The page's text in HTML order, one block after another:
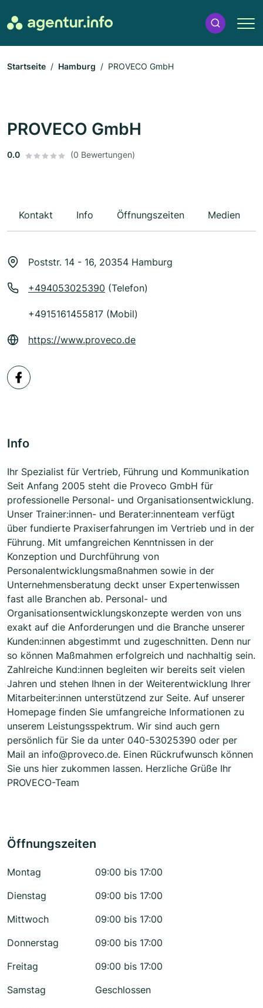
Startseite Hamburg PROVECO GmbH
PROVECO GmbH
0.0 (0 Bewertungen)
Kontakt Info Öffnungszeiten Medien
Poststr. 14 - 16, 20354 Hamburg
+494053025390 (Telefon)
+4915161455817 (Mobil)
https://www.proveco.de
Info
Ihr Spezialist für Vertrieb, Führung und Kommunikation
Seit Anfang 2005 steht die Proveco GmbH für
professionelle Personal- und Organisationsentwicklung.
Unser Trainer:innen- und Berater:innenteam verfügt
über fundierte Praxiserfahrungen im Vertrieb und in der
Führung. Mit umfangreichen Kenntnissen in der
Konzeption und Durchführung von
Personalentwicklungsmaßnahmen sowie in der
Unternehmensberatung deckt unser Expertenwissen
fast alle Branchen ab. Personal- und
Organisationsentwicklungskonzepte werden von uns
exakt auf die Anforderungen und die Branche unserer
Kunden:innen abgestimmt und zugeschnitten. Denn nur
so können Maßmahmen erfolgreich und nachhaltig sein.
Zahlreiche Kund:innen begleiten wir bereits seit vielen
Jahren und stehen Ihnen in der Weiterentwicklung Ihrer
Mitarbeiter:innen unterstützend zur Seite. Auf unserer
Homepage finden Sie umfangreiche Informationen zu
unserem Leistungsspektrum. Wir sind auch gern
persönlich für Sie da unter 040-53025390 oder per
Mail an info@proveco.de. Einen Rückrufwunsch können
Sie uns hier zukommen lassen. Herzliche Grüße Ihr
PROVECO-Team
Öffnungszeiten
Montag
09:00 bis 17:00
Dienstag
09:00 bis 17:00
Mittwoch
09:00 bis 17:00
Donnerstag
09:00 bis 17:00
Freitag
09:00 bis 17:00
Samstag
Geschlossen